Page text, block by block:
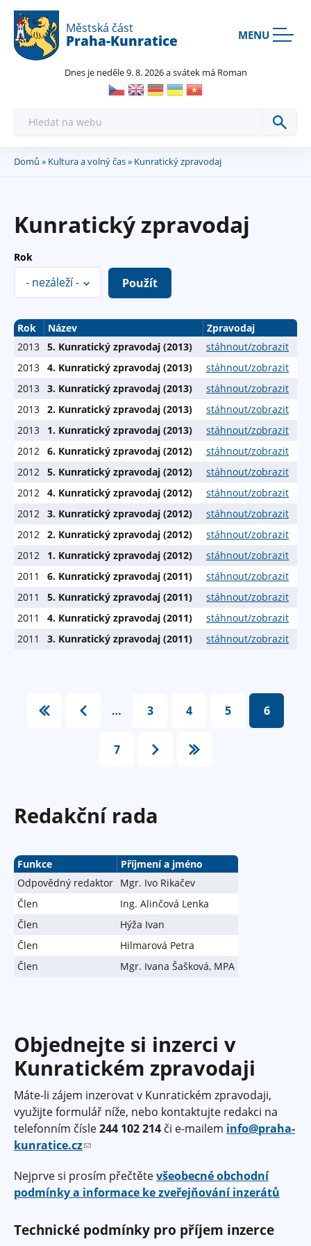
Městská část
Praha-Kunratice
Dnes je neděle 9. 8. 2026 a svátek má Roman
a
t
MENU
Jste
Domů » Kultura a volný čas» Kunratický zpravodaj
Kunratický zpravodaj
Rok
Rok Název
Zpravodaj
2013 5. Kunratický zpravodaj (2013)
stáhnout/zobrazit
2013 4. Kunratický zpravodaj (2013)
stáhnout/zobrazit
2013 3. Kunratický zpravodaj (2013)
stáhnout/zobrazit
2013 2. Kunratický zpravodaj (2013)
stáhnout/zobrazit
2013
1. Kunratický zpravodaj (2013)
stáhnout/zobrazit
2012
6. Kunratický zpravodaj (2012)
stáhnout/zobrazit
2012
5. Kunratický zpravodaj (2012)
stáhnout/zobrazit
2012
4. Kunratický zpravodaj (2012)
stáhnout/zobrazit
2012
3. Kunratický zpravodaj (2012)
stáhnout/zobrazit
2012
2. Kunratický zpravodaj (2012)
stáhnout/zobrazit
2012
1. Kunratický zpravodaj (2012)
stáhnout/zobrazit
2011
6. Kunratický zpravodaj (2011)
stáhnout/zobrazit
2011
5. Kunratický zpravodaj (2011)
stáhnout/zobrazit
2011
4. Kunratický zpravodaj (2011)
stáhnout/zobrazit
2011
3. Kunratický zpravodaj (2011) stáhnout/zobrazit
k
… 3 4 5 6
7
Redakční rada
Funkce
Příjmení a jméno
Odpovědný redaktor Mgr. Ivo Rikačev
Člen
Ing. Alinčová Lenka
Člen
Hýža Ivan
Člen
Hilmarová Petra
Člen
Mgr. Ivana Šašková, MPA
Objednejte si inzerci v
Kunratickém zpravodaji
Máte-li zájem inzerovat v Kunratickém zpravodaji,
využijte formulář níže, nebo kontaktujte redakci na
telefonním čísle244 102 214 či e-mailem info@praha-
kunratice.cz(
d
k
z
Nejprve si prosím přečtětevšeobecné obchodní
podmínky a informace ke zveřejňování inzerátů
Technické podmínky pro příjem inzerce